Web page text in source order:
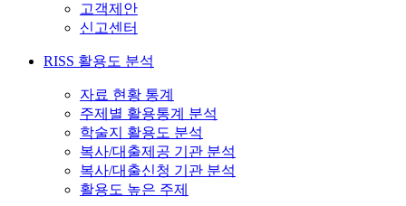
고객제안
신고센터
RISS 활용도 분석
자료 현황 통계
주제별 활용통계 분석
학술지 활용도 분석
복사/대출제공 기관 분석
복사/대출신청 기관 분석
활용도 높은 주제